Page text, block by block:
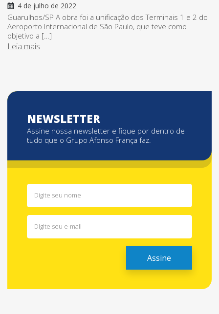
4 de julho de 2022
Guarulhos/SP A obra foi a unificação dos Terminais 1 e 2 do
Aeroporto Internacional de São Paulo, que teve como
objetivo a […]
Leia mais
NEWSLETTER
Assine nossa newsletter e fique por dentro de
tudo que o Grupo Afonso França faz.